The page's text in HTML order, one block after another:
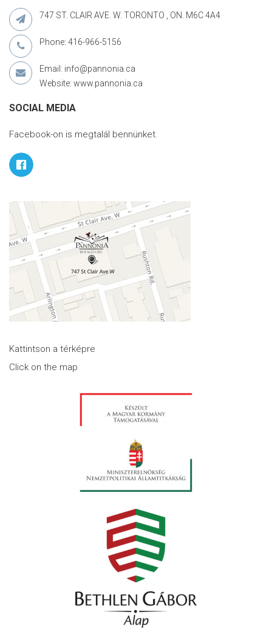
747 ST. CLAIR AVE. W. TORONTO , ON. M6C 4A4
Phone: 416-966-5156
Email: info@pannonia.ca
Website: www.pannonia.ca
SOCIAL MEDIA
Facebook-on is megtalál bennünket.
Kattintson a térképre
Click on the map